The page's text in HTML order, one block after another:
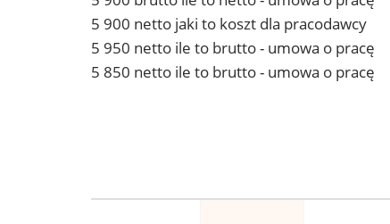
5 900 netto jaki to koszt dla pracodawcy
5 950 netto ile to brutto - umowa o pracę
5 850 netto ile to brutto - umowa o pracę